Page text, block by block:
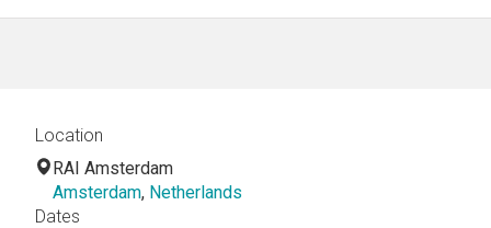
Location
RAI Amsterdam
Amsterdam, Netherlands
Dates